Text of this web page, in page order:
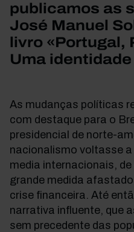
publicamos as
José Manuel
livro «Portugal,
Uma
As mudanças políticas
com destaque para o
presidencial de norte-
nacionalismo voltasse
media internacionais,
grande medida
crise financeira. Até
narrativa influente, que
sem precedente das